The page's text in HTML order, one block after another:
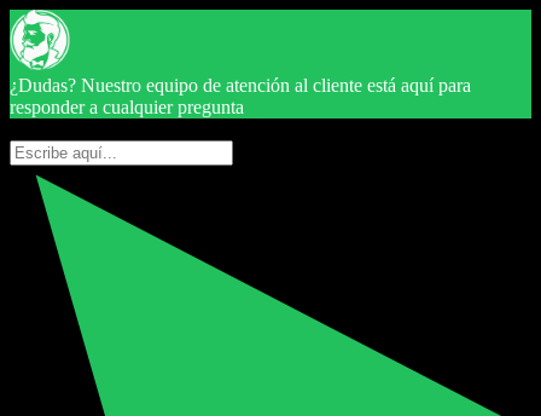
¿Dudas? Nuestro equipo de atención al cliente está aquí para
responder a cualquier pregunta